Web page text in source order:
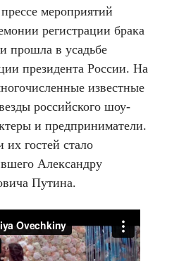
мероприятий
регистрации брака
прошла в усадьбе
президента России. На
известные
российского шоу-
и предприниматели.
гостей стало
Александру
Путина.